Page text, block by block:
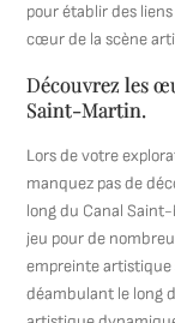
pour établir des
cœur de la scène
Découvrez les
Saint-Martin.
Lors de votre
manquez pas de
long du Canal
jeu pour de
empreinte artistique
déambulant le long